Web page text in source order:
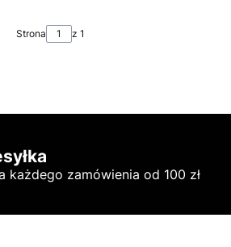
Strona z 1
każdego zamówienia od 100 zł